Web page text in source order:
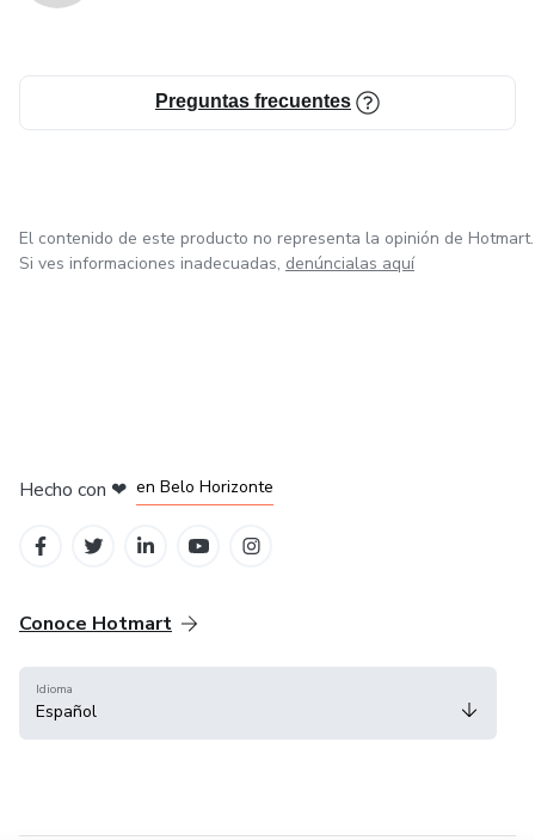
Preguntas frecuentes
El contenido de este producto no representa la opinión de Hotmart.
Si ves informaciones inadecuadas, denúncialas aquí
Hecho con ❤ en Belo Horizonte
Conoce Hotmart
Idioma
Español